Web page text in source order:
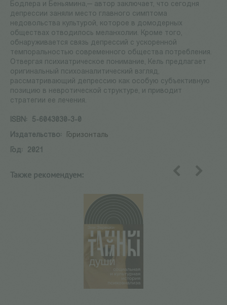
Бодлера и Беньямина,— автор заключает, что сегодня
депрессии заняли место главного симптома
недовольства культурой, которое в домодерных
обществах отводилось меланхолии. Кроме того,
обнаруживается связь депрессий с ускоренной
темпоральностью современного общества потребления.
Отвергая психиатрическое понимание, Кель предлагает
оригинальный психоаналитический взгляд,
рассматривающий депрессию как особую субъективную
позицию в невротической структуре, и приводит
стратегии ее лечения.
ISBN:
5-6043030-3-0
Издательство:
Горизонталь
Год:
2021
Также рекомендуем: